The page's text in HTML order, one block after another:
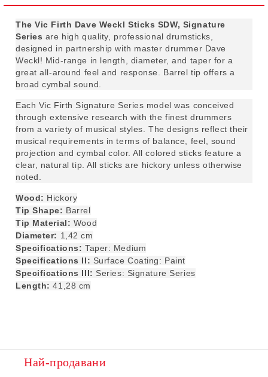
The Vic Firth Dave Weckl Sticks SDW, Signature
Series are high quality, professional drumsticks,
designed in partnership with master drummer Dave
Weckl! Mid-range in length, diameter, and taper for a
great all-around feel and response. Barrel tip offers a
broad cymbal sound.
Each Vic Firth Signature Series model was conceived
through extensive research with the finest drummers
from a variety of musical styles. The designs reflect their
musical requirements in terms of balance, feel, sound
projection and cymbal color. All colored sticks feature a
clear, natural tip. All sticks are hickory unless otherwise
noted.
Wood: Hickory
Tip Shape: Barrel
Tip Material: Wood
Diameter: 1,42 cm
Specifications: Taper: Medium
Specifications II: Surface Coating: Paint
Specifications III: Series: Signature Series
Length: 41,28 cm
Най-продавани